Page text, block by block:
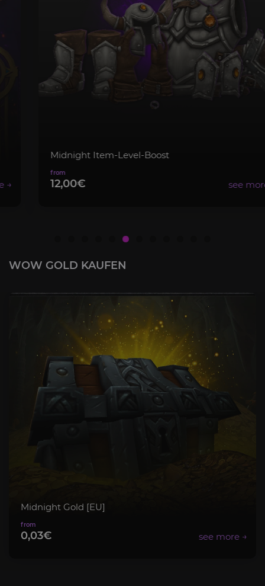
Midnight Item-Level-Boost
12,00€
WOW GOLD KAUFEN
Midnight Gold [EU]
0,03€